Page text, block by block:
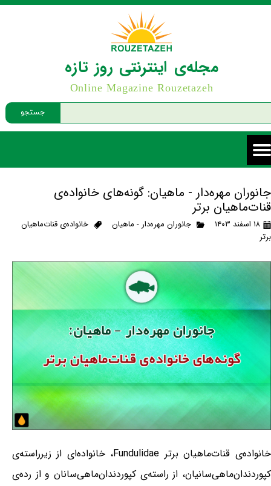
جستجو
مجله‌ی اینترنتی روز تازه
Online Magazine Rouzetazeh
جانوران مهره‌دار - ماهیان: گونه‌های خانواده‌ی
قنات‌ماهیان برتر
۱۸ اسفند ۱۴۰۳ جانوران مهره‌دار - ماهیان
خانواده‌ی قنات‌ماهیان
برتر
خانواده‌ی قنات‌ماهیان برتر Fundulidae، خانواده‌ای از زیرراسته‌ی
کپوردندان‌ماهی‌سانیان، از راسته‌ی کپوردندان‌ماهی‌سانان و از رده‌ی